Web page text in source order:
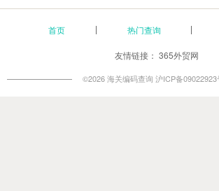
首页 热门查询
友情链接： 365外贸网
©2026 海关编码查询 沪ICP备09022923